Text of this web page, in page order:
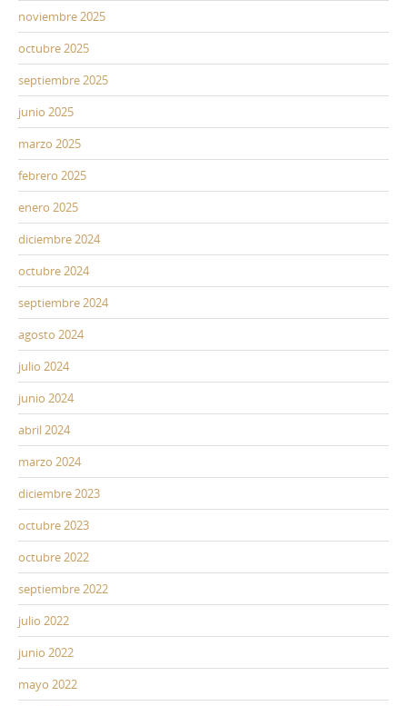
noviembre 2025
octubre 2025
septiembre 2025
junio 2025
marzo 2025
febrero 2025
enero 2025
diciembre 2024
octubre 2024
septiembre 2024
agosto 2024
julio 2024
junio 2024
abril 2024
marzo 2024
diciembre 2023
octubre 2023
octubre 2022
septiembre 2022
julio 2022
junio 2022
mayo 2022